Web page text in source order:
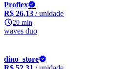
Proflex
R$ 26,13 / unidade
20 min
waves duo
dino_store